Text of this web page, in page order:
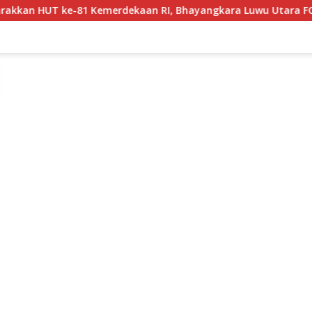
RI, Bhayangkara Luwu Utara FC dan APDESI